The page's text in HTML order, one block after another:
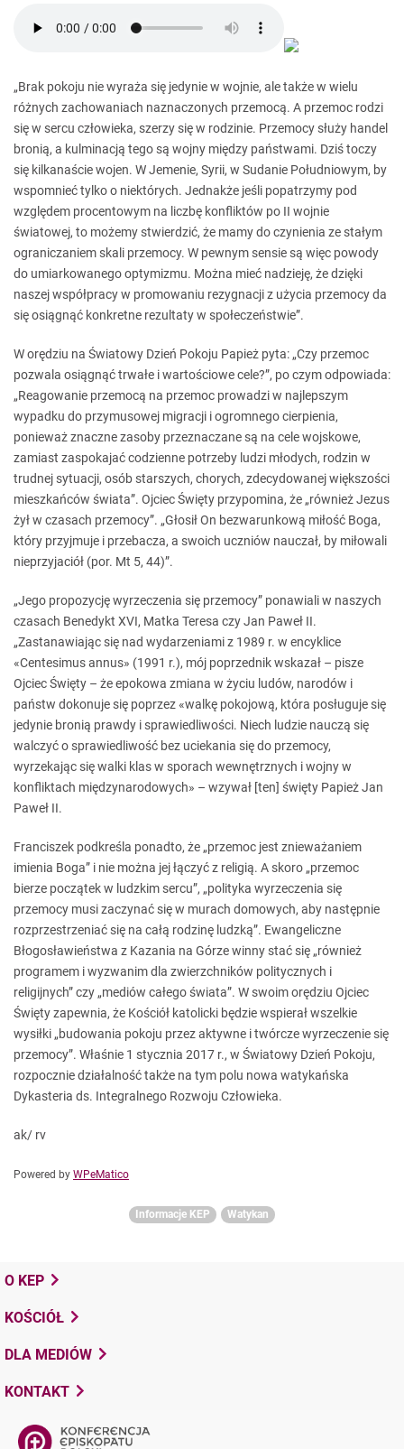
„Brak pokoju nie wyraża się jedynie w wojnie, ale także w wielu
różnych zachowaniach naznaczonych przemocą. A przemoc rodzi
się w sercu człowieka, szerzy się w rodzinie. Przemocy służy handel
bronią, a kulminacją tego są wojny między państwami. Dziś toczy
się kilkanaście wojen. W Jemenie, Syrii, w Sudanie Południowym, by
wspomnieć tylko o niektórych. Jednakże jeśli popatrzymy pod
względem procentowym na liczbę konfliktów po II wojnie
światowej, to możemy stwierdzić, że mamy do czynienia ze stałym
ograniczaniem skali przemocy. W pewnym sensie są więc powody
do umiarkowanego optymizmu. Można mieć nadzieję, że dzięki
naszej współpracy w promowaniu rezygnacji z użycia przemocy da
się osiągnąć konkretne rezultaty w społeczeństwie”.
W orędziu na Światowy Dzień Pokoju Papież pyta: „Czy przemoc
pozwala osiągnąć trwałe i wartościowe cele?”, po czym odpowiada:
„Reagowanie przemocą na przemoc prowadzi w najlepszym
wypadku do przymusowej migracji i ogromnego cierpienia,
ponieważ znaczne zasoby przeznaczane są na cele wojskowe,
zamiast zaspokajać codzienne potrzeby ludzi młodych, rodzin w
trudnej sytuacji, osób starszych, chorych, zdecydowanej większości
mieszkańców świata”. Ojciec Święty przypomina, że „również Jezus
żył w czasach przemocy”. „Głosił On bezwarunkową miłość Boga,
który przyjmuje i przebacza, a swoich uczniów nauczał, by miłowali
nieprzyjaciół (por. Mt 5, 44)”.
„Jego propozycję wyrzeczenia się przemocy” ponawiali w naszych
czasach Benedykt XVI, Matka Teresa czy Jan Paweł II.
„Zastanawiając się nad wydarzeniami z 1989 r. w encyklice
«Centesimus annus» (1991 r.), mój poprzednik wskazał – pisze
Ojciec Święty – że epokowa zmiana w życiu ludów, narodów i
państw dokonuje się poprzez «walkę pokojową, która posługuje się
jedynie bronią prawdy i sprawiedliwości. Niech ludzie nauczą się
walczyć o sprawiedliwość bez uciekania się do przemocy,
wyrzekając się walki klas w sporach wewnętrznych i wojny w
konfliktach międzynarodowych» – wzywał [ten] święty Papież Jan
Paweł II.
Franciszek podkreśla ponadto, że „przemoc jest znieważaniem
imienia Boga” i nie można jej łączyć z religią. A skoro „przemoc
bierze początek w ludzkim sercu”, „polityka wyrzeczenia się
przemocy musi zaczynać się w murach domowych, aby następnie
rozprzestrzeniać się na całą rodzinę ludzką”. Ewangeliczne
Błogosławieństwa z Kazania na Górze winny stać się „również
programem i wyzwanim dla zwierzchników politycznych i
religijnych” czy „mediów całego świata”. W swoim orędziu Ojciec
Święty zapewnia, że Kościół katolicki będzie wspierał wszelkie
wysiłki „budowania pokoju przez aktywne i twórcze wyrzeczenie się
przemocy”. Właśnie 1 stycznia 2017 r., w Światowy Dzień Pokoju,
rozpocznie działalność także na tym polu nowa watykańska
Dykasteria ds. Integralnego Rozwoju Człowieka.
ak/ rv
Powered by WPeMatico
Informacje KEP Watykan
O KEP
KOŚCIÓŁ
DLA MEDIÓW
KONTAKT